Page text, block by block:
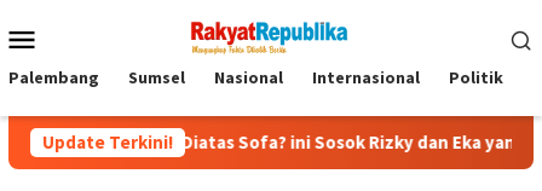
Mobile
Palembang Sumsel Nasional Internasional Politik
Update Terkini!
Diatas Sofa? ini Sosok Rizky dan Eka yang Viral